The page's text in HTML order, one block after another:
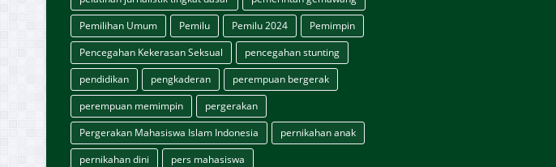
Pemilihan Umum
Pemilu Pemilu 2024
Pemimpin
Pencegahan Kekerasan Seksual
pencegahan stunting
pendidikan
pengkaderan
perempuan bergerak
perempuan memimpin
pergerakan
Pergerakan Mahasiswa Islam Indonesia
pernikahan anak
pernikahan dini
pers mahasiswa